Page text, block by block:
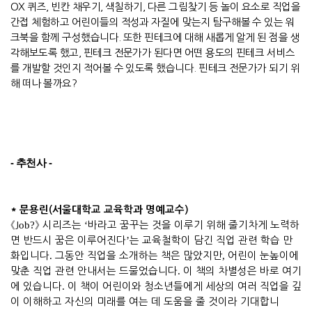
OX 퀴즈 빈칸 채우기 색칠하기
다른 그림찾기 등 놀이 요소로 직업을
간접 체험하고 어린이들의 적성과 자질에 맞는지 탐구해볼 수 있는 워
크북을 함께 구성했습니다. 또한 핀테크에 대해 새롭게 알게 된 점을 생
각해보도록 했고
핀테크 전문가가 된다면 어떤 용도의 핀테크 서비스
를 개발할 것인지 적어볼 수 있도록 했습니다. 핀테크 전문가가 되기 위
해 떠나 볼까요 ?
- 추천사 -
* 문용린(서울대학교 교육학과 명예교수)
《Job?》 시리즈는 ‘바라고 꿈꾸는 것을 이루기 위해 줄기차게 노력하
면 반드시 꿈은 이루어진다’는 교육철학이 담긴 직업 관련 학습 만
화입니다. 그동안 직업을 소개하는 책은 많았지만, 어린이 눈높이에
맞춘 직업 관련 안내서는 드물었습니다. 이 책의 차별성은 바로 여기
에 있습니다. 이 책이 어린이와 청소년들에게 세상의 여러 직업을 깊
이 이해하고 자신의 미래를 여는 데 도움을 줄 것이라 기대합니